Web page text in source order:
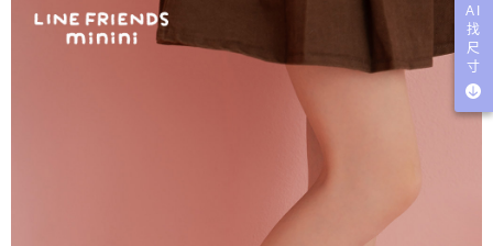
AI
找
尺
寸